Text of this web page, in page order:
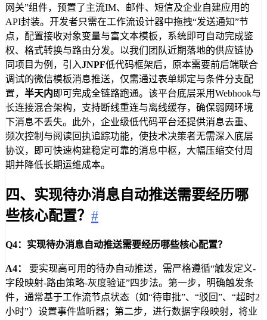
网关”组件，预置了主流IM、邮件、短信及企业自建应用的
API封装。开发者只需在工作流设计器中拖拽“发送通知”节
点，配置接收对象变量与富文本模板，系统即可自动完成鉴
权、格式转换与路由分发。以我们团队近期落地的供应链协
同项目为例，引入JNPF低代码框架后，原本需要前后端联合
调试的微信模板消息推送，仅需通过表单绑定与条件分支配
置， 半天内 即可完成全链路跑通。该平台底层采用Webhook与
长连接混合架构，支持断线重连与离线缓存，确保弱网环境
下消息不丢失。此外，企业级低代码平台还提供消息去重、
频次控制与阅读回执追踪功能，使技术决策者无需深入底层
协议，即可快速构建稳定可靠的消息中枢，大幅压缩交付周
期并降低长期运维成本。
四、实现待办消息自动推送需要经历哪
些核心配置？ #
Q4：实现待办消息自动推送需要经历哪些核心配置？
A4：
要实现高可用的待办自动推送，需严格遵循“触发定义-
字段映射-路由策略-灰度验证”四步法。第一步，明确触发条
件，通常基于工作流节点状态（如“待审批”、“驳回”、“超时2
小时”）设置事件监听器；第二步，进行数据字段映射，将业